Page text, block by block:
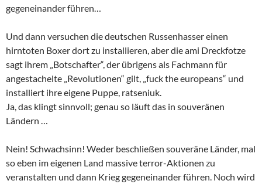
gegeneinander führen…
Und dann versuchen die deutschen Russenhasser einen
hirntoten Boxer dort zu installieren, aber die ami Dreckfotze
sagt ihrem „Botschafter“, der übrigens als Fachmann für
angestachelte „Revolutionen“ gilt, „fuck the europeans“ und
installiert ihre eigene Puppe, ratseniuk.
Ja, das klingt sinnvoll; genau so läuft das in souveränen
Ländern …
Nein! Schwachsinn! Weder beschließen souveräne Länder, mal
so eben im eigenen Land massive terror-Aktionen zu
veranstalten und dann Krieg gegeneinander führen. Noch wird